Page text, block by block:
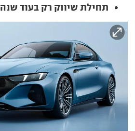
תחילת שיווק רק בעוד שנה